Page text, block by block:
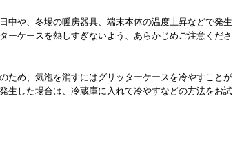
中や、冬場の暖房器具、端末本体の温度上昇などで発生
ーケースを熱しすぎないよう、あらかじめご注意くださ
ため、気泡を消すにはグリッターケースを冷やすことが
生した場合は、冷蔵庫に入れて冷やすなどの方法をお試